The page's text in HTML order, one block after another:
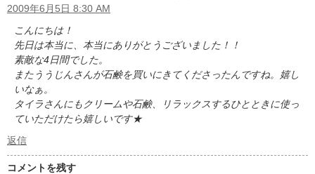
2009年6月5日 8:30 AM
こんにちは！
先日は本当に、本当にありがとうございました！！
素敵な4日間でした。
またううじんさんが石鹸を買いにきてくださったんですね。嬉し
いなぁ。
タイラさんにもクリームや石鹸、リラックスするひとときに使っ
ていただけたら嬉しいです★
返信
コメントを残す